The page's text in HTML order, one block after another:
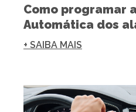
Como programar
Automática dos
+ SAIBA MAIS